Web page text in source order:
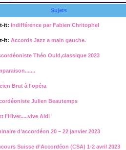
Sujets
it: Indifférence par Fabien Chritophel
it: Accords Jazz a main gauche.
Théo Ould,classique 2023
Brut à l'opéra
Julien Beautemps
l'Hiver.....vive Aldi
d’accordéon 20 – 22 janvier 2023
Suisse d’Accordéon (CSA) 1-2 avril 2023